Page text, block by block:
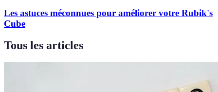
Les astuces méconnues pour améliorer votre Rubik's
Cube
Tous les articles